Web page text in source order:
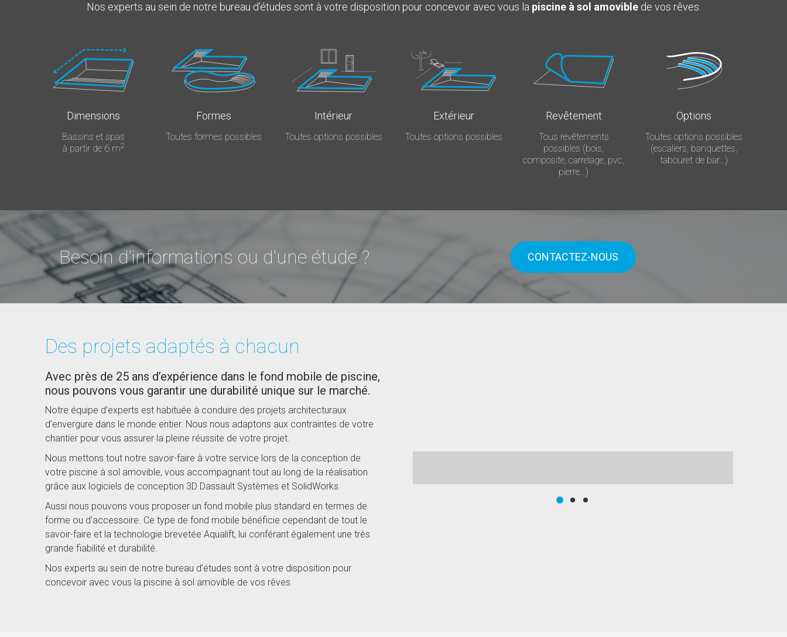
Nos experts au sein de notre bureau d’études sont à votre disposition pour concevoir avec vous la piscine à sol amoviblede vos rêves.
Dimensions
Bassins et spas
à partir de 6 m2
Formes
Toutes formes possibles
Intérieur
Toutes options possibles
Extérieur
Toutes options possibles
Revêtement
Tous revêtements
possibles (bois,
composite, carrelage, pvc,
pierre…)
Options
Toutes options possibles
(escaliers, banquettes,
tabouret de bar…)
Besoin d'informations ou d'une étude ? CONTACTEZ-NOUS
Des projets adaptés à chacun
Avec près de 25 ans d’expérience dans le fond mobile de piscine,
nous pouvons vous garantir une durabilité unique sur le marché.
Notre équipe d’experts est habituée à conduire des projets architecturaux
d’envergure dans le monde entier. Nous nous adaptons aux contraintes de votre
chantier pour vous assurer la pleine réussite de votre projet.
Nous mettons tout notre savoir-faire à votre service lors de la conception de
votre piscine à sol amovible, vous accompagnant tout au long de la réalisation
grâce aux logiciels de conception 3D Dassault Systèmes et SolidWorks.
Aussi nous pouvons vous proposer un fond mobile plus standard en termes de
forme ou d’accessoire. Ce type de fond mobile bénéficie cependant de tout le
savoir-faire et la technologie brevetée Aqualift, lui conférant également une très
grande fiabilité et durabilité.
Nos experts au sein de notre bureau d’études sont à votre disposition pour
concevoir avec vous la piscine à sol amovible de vos rêves.